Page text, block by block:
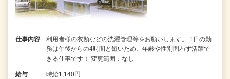
仕事内容
利用者様の衣類などの洗濯管理等をお願いします。 1日の勤
務は午後からの4時間と短いため、年齢や性別問わず活躍で
きる仕事です！ 変更範囲：なし
給与 時給1,140円